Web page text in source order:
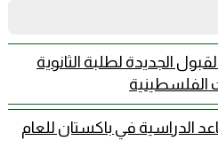
الجديدة لطلبة الثانوية
الدراسية في باكستان للعام